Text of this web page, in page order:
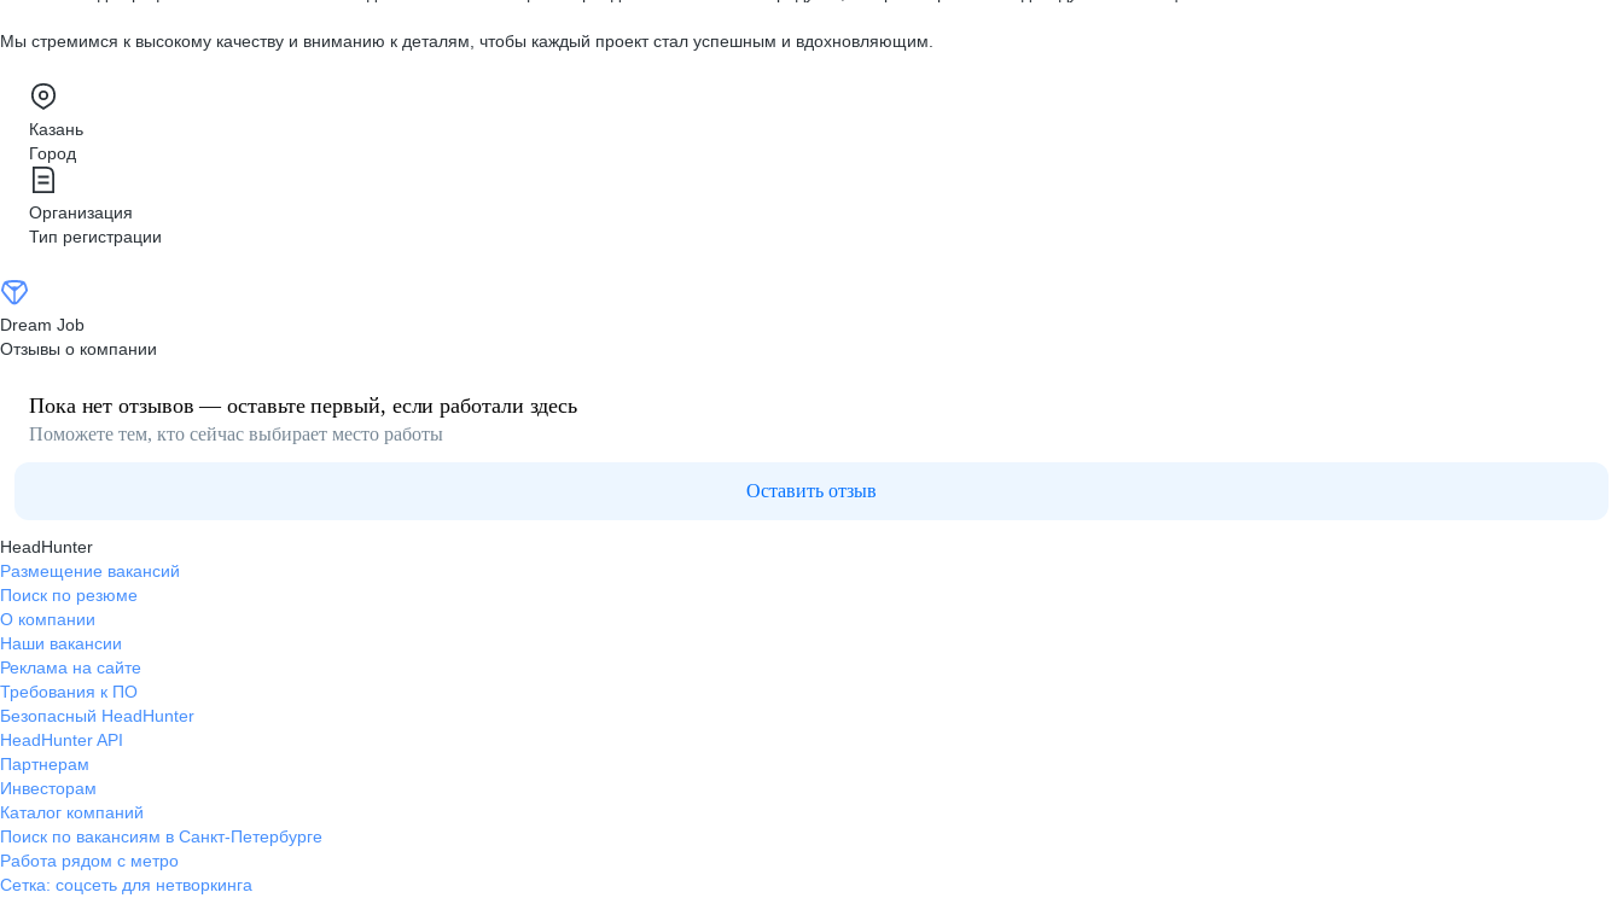
Мы стремимся к высокому качеству и вниманию к деталям, чтобы каждый проект стал успешным и вдохновляющим.
Казань
Город
Организация
Тип регистрации
Dream Job
Отзывы о компании
Пока нет отзывов — оставьте первый, если работали здесь
Поможете тем, кто сейчас выбирает место работы
Оставить отзыв
HeadHunter
Размещение вакансий
Поиск по резюме
О компании
Наши вакансии
Реклама на сайте
Требования к ПО
Безопасный HeadHunter
HeadHunter API
Партнерам
Инвесторам
Каталог компаний
Поиск по вакансиям в Санкт-Петербурге
Работа рядом с метро
Сетка: соцсеть для нетворкинга